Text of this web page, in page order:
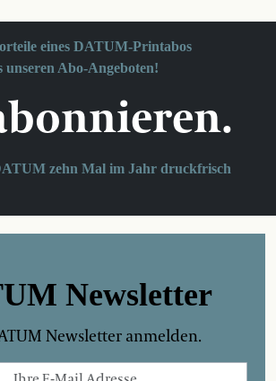
eines DATUM-Printabos
unseren Abo-Angeboten!
zehn Mal im Jahr druckfrisch
Newsletter
Newsletter anmelden.